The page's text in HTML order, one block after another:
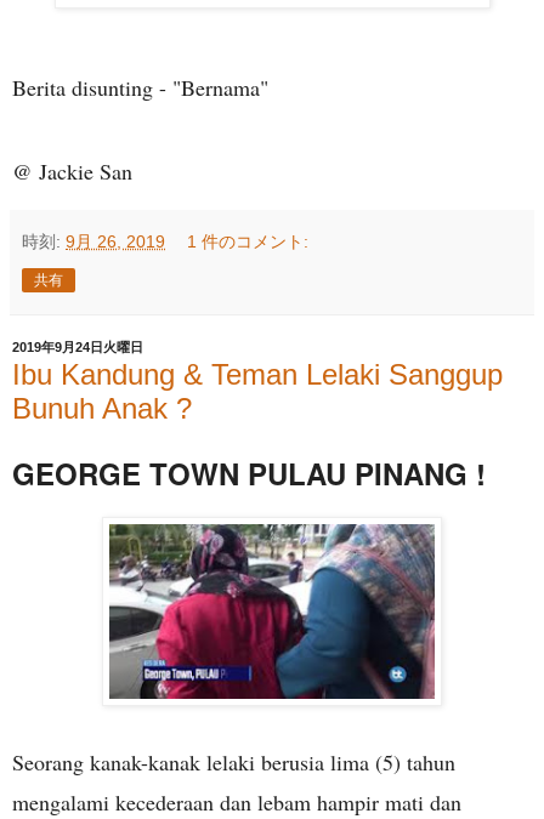
Berita disunting - "Bernama"
@ Jackie San
時刻: 9月 26, 2019 1 件のコメント:
共有
2019年9月24日火曜日
Ibu Kandung & Teman Lelaki Sanggup
Bunuh Anak ?
GEORGE TOWN PULAU PINANG !
Seorang kanak-kanak lelaki berusia lima (5) tahun
mengalami kecederaan dan lebam hampir mati dan